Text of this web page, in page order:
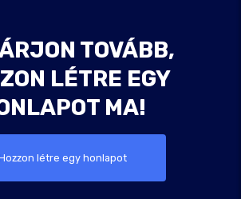
TOVÁBB,
LÉTRE EGY
MA!
létre egy honlapot